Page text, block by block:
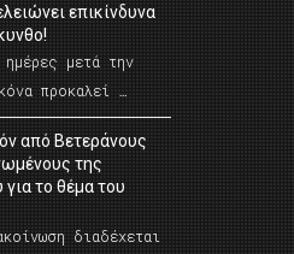
επικίνδυνα
ημέρες μετά την
προκαλεί …
από Βετεράνους
της
το θέμα του
διαδέχεται